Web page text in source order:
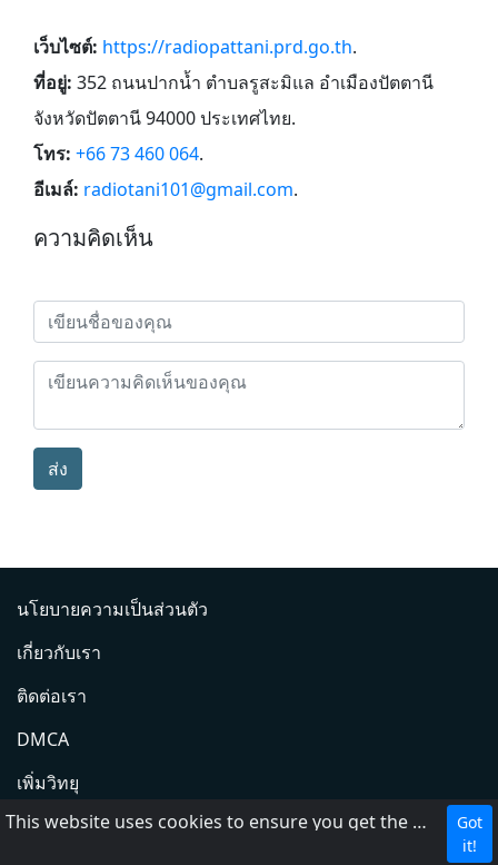
เว็บไซต์: https://radiopattani.prd.go.th.
ที่อยู่: 352 ถนนปากน้ำ ตำบลรูสะมิแล อำเมืองปัตตานี
จังหวัดปัตตานี 94000 ประเทศไทย.
โทร: +66 73 460 064.
อีเมล์: radiotani101@gmail.com.
ความคิดเห็น
ส่ง
นโยบายความเป็นส่วนตัว
เกี่ยวกับเรา
ติดต่อเรา
DMCA
เพิ่มวิทยุ
ช่วย
This website uses cookies to ensure you get the best experience on our website.
Got
it!